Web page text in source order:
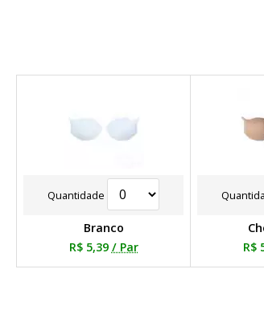
Quantidade
Branco
R$ 5,39 / Par
R$